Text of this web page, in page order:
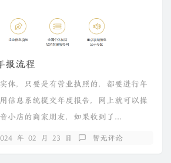
报流程
体，只要是有营业执照的，都要进行年
信息系统提交年度报告，网上就可以操
小店的商家朋友，如果收到了...
年 02 月 23 日 暂无评论